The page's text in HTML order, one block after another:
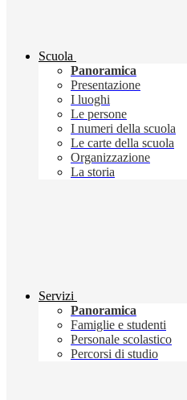
Scuola
Panoramica
Presentazione
I luoghi
Le persone
I numeri della scuola
Le carte della scuola
Organizzazione
La storia
Servizi
Panoramica
Famiglie e studenti
Personale scolastico
Percorsi di studio